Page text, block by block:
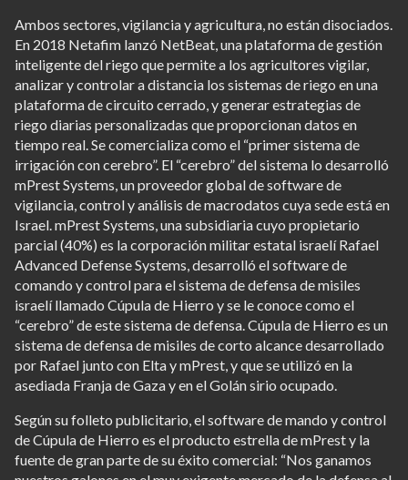
Ambos sectores, vigilancia y agricultura, no están disociados.
En 2018 Netafim lanzó NetBeat, una plataforma de gestión
inteligente del riego que permite a los agricultores vigilar,
analizar y controlar a distancia los sistemas de riego en una
plataforma de circuito cerrado, y generar estrategias de
riego diarias personalizadas que proporcionan datos en
tiempo real. Se comercializa como el “primer sistema de
irrigación con cerebro”. El “cerebro” del sistema lo desarrolló
mPrest Systems, un proveedor global de software de
vigilancia, control y análisis de macrodatos cuya sede está en
Israel. mPrest Systems, una subsidiaria cuyo propietario
parcial (40%) es la corporación militar estatal israelí Rafael
Advanced Defense Systems, desarrolló el software de
comando y control para el sistema de defensa de misiles
israelí llamado Cúpula de Hierro y se le conoce como el
“cerebro” de este sistema de defensa. Cúpula de Hierro es un
sistema de defensa de misiles de corto alcance desarrollado
por Rafael junto con Elta y mPrest, y que se utilizó en la
asediada Franja de Gaza y en el Golán sirio ocupado.
Según su folleto publicitario, el software de mando y control
de Cúpula de Hierro es el producto estrella de mPrest y la
fuente de gran parte de su éxito comercial: “Nos ganamos